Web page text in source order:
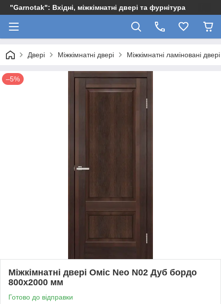
"Garnotak": Вхідні, міжкімнатні двері та фурнітура
Двері Міжкімнатні двері Міжкімнатні ламіновані двері
–5%
Міжкімнатні двері Оміс Neo N02 Дуб бордо
800х2000 мм
Готово до відправки